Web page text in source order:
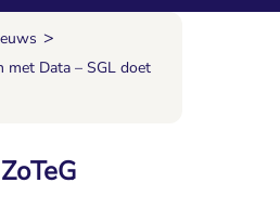
>
met Data – SGL doet